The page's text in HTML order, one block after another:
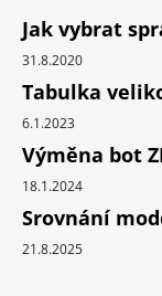
Jak vybrat
31.8.2020
Tabulka
6.1.2023
Výměna bot
18.1.2024
Srovnání
21.8.2025